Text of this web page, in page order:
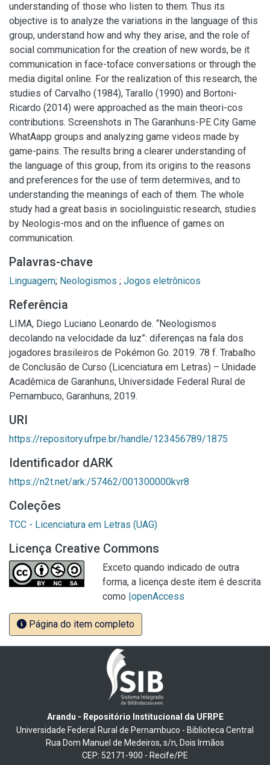
understanding of those who listen to them. Thus its
objective is to analyze the variations in the language of this
group, understand how and why they arise, and the role of
social communication for the creation of new words, be it
communication in face-toface conversations or through the
media digital online. For the realization of this research, the
studies of Carvalho (1984), Tarallo (1990) and Bortoni-
Ricardo (2014) were approached as the main theori-cos
contributions. Screenshots in The Garanhuns-PE City Game
WhatAapp groups and analyzing game videos made by
game-pains. The results bring a clearer understanding of
the language of this group, from its origins to the reasons
and preferences for the use of term determives, and to
understanding the meanings of each of them. The whole
study had a great basis in sociolinguistic research, studies
by Neologis-mos and on the influence of games on
communication.
Palavras-chave
Linguagem; Neologismos ; Jogos eletrônicos
Referência
LIMA, Diego Luciano Leonardo de. “Neologismos
decolando na velocidade da luz”: diferenças na fala dos
jogadores brasileiros de Pokémon Go. 2019. 78 f. Trabalho
de Conclusão de Curso (Licenciatura em Letras) – Unidade
Acadêmica de Garanhuns, Universidade Federal Rural de
Pernambuco, Garanhuns, 2019.
URI
https://repository.ufrpe.br/handle/123456789/1875
Identificador dARK
https://n2t.net/ark:/57462/001300000kvr8
Coleções
TCC - Licenciatura em Letras (UAG)
Licença Creative Commons
Exceto quando indicado de outra
forma, a licença deste item é descrita
como |openAccess
Página do item completo
Arandu - Repositório Institucional da UFRPE
Universidade Federal Rural de Pernambuco - Biblioteca Central
Rua Dom Manuel de Medeiros, s/n, Dois Irmãos
CEP: 52171-900 - Recife/PE